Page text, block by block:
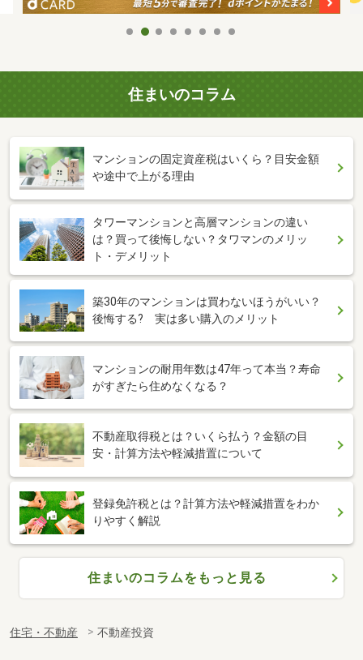
住まいのコラム
マンションの固定資産税はいくら？目安金額
や途中で上がる理由
タワーマンションと高層マンションの違い
は？買って後悔しない？タワマンのメリッ
ト・デメリット
築30年のマンションは買わないほうがいい？
後悔する? 実は多い購入のメリット
マンションの耐用年数は47年って本当？寿命
がすぎたら住めなくなる？
不動産取得税とは？いくら払う？金額の目
安・計算方法や軽減措置について
登録免許税とは？計算方法や軽減措置をわか
りやすく解説
住まいのコラムをもっと見る
住宅・不動産 不動産投資